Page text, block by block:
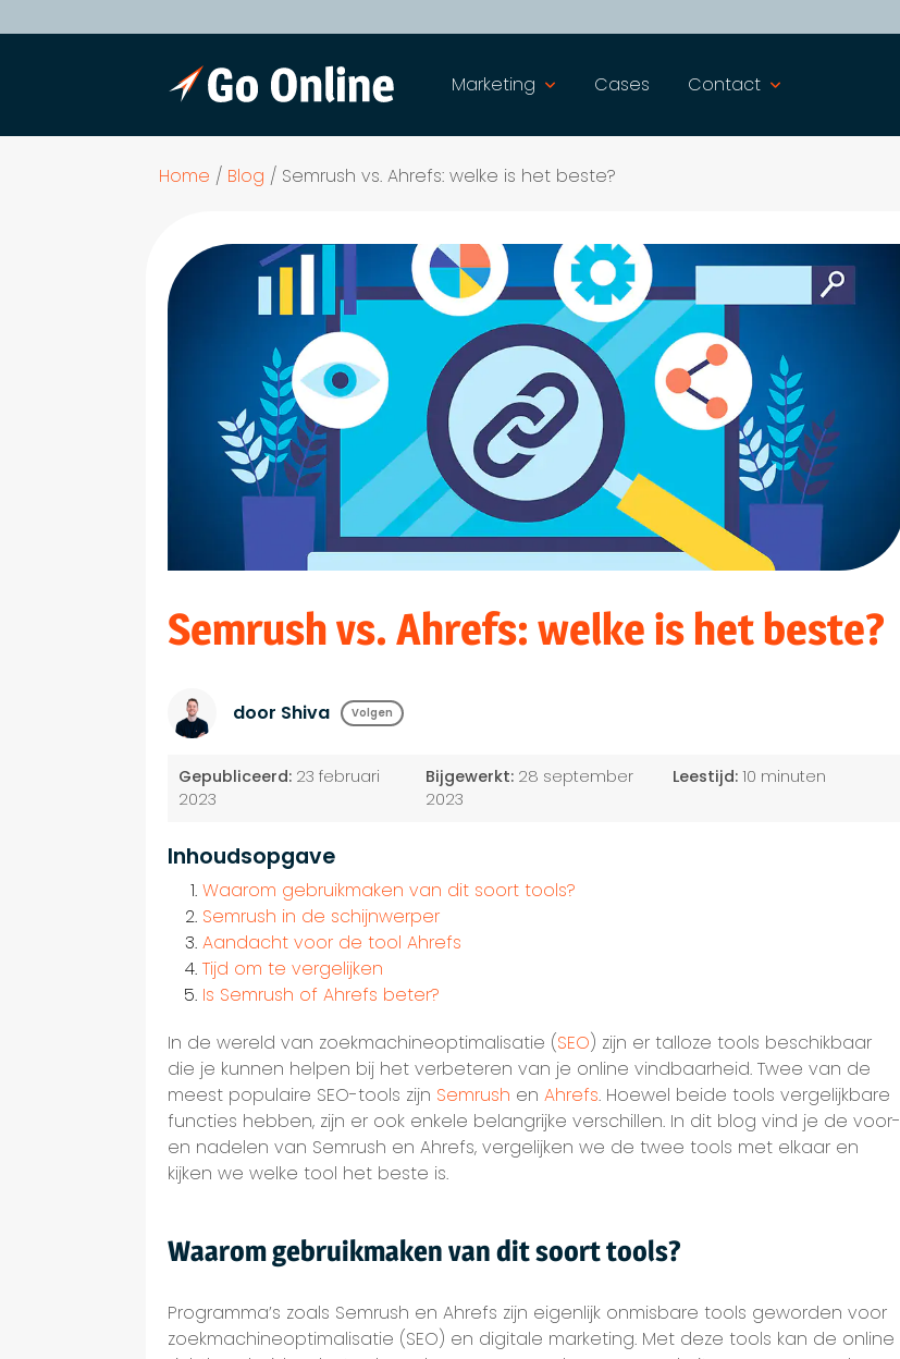
Marketing Cases Contact
Home / Blog / Semrush vs. Ahrefs: welke is het beste?
Semrush vs. Ahrefs: welke is het beste?
door Shiva Volgen
Gepubliceerd: 23 februari
2023
Bijgewerkt: 28 september
2023
Leestijd: 10 minuten
Inhoudsopgave
Waarom gebruikmaken van dit soort tools?
Semrush in de schijnwerper
Aandacht voor de tool Ahrefs
Tijd om te vergelijken
Is Semrush of Ahrefs beter?
In de wereld van zoekmachineoptimalisatie (SEO) zijn er talloze tools beschikbaar
die je kunnen helpen bij het verbeteren van je online vindbaarheid. Twee van de
meest populaire SEO-tools zijn Semrush enAhrefs. Hoewel beide tools vergelijkbare
functies hebben, zijn er ook enkele belangrijke verschillen. In dit blog vind je de voor-
en nadelen van Semrush en Ahrefs, vergelijken we de twee tools met elkaar en
kijken we welke tool het beste is.
Waarom gebruikmaken van dit soort tools?
Programma’s zoals Semrush en Ahrefs zijn eigenlijk onmisbare tools geworden voor
zoekmachineoptimalisatie (SEO) en digitale marketing. Met deze tools kan de online